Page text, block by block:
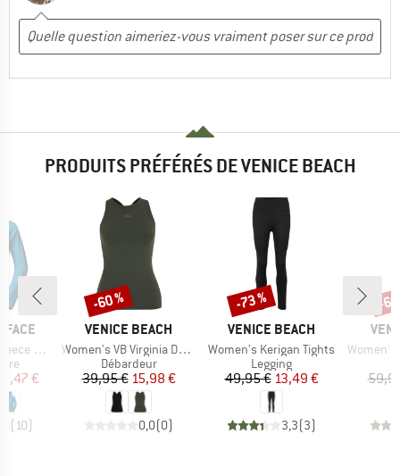
PRODUITS PRÉFÉRÉS DE VENICE BEACH
FACE
Hoodie
réduit
€
(10)
MARQUE
VENICE BEACH
Article
Women's VB Virginia Drytivity
Product group
Débardeur
Prix
39,95 €Prix réduit
15,98 €
0,0(0)
Remise
-60 %
MARQUE
VENICE BEACH
Article
Women's Kerigan Tights
Product group
Legging
Prix
49,95 €Prix réduit
13,49 €
3,3(3)
Remise
-73 %
Article
Women's Camy
-